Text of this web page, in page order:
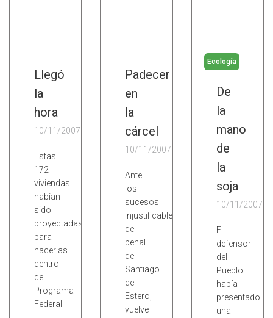
Llegó
la
hora
10/11/2007
Estas
172
viviendas
habían
sido
proyectadas
para
hacerlas
dentro
del
Programa
Federal
Padecer
en
la
cárcel
10/11/2007
Ante
los
sucesos
injustificables
del
penal
de
Santiago
del
Estero,
vuelve
Ecología
De
la
mano
de
la
soja
10/11/2007
El
defensor
del
Pueblo
había
presentado
una